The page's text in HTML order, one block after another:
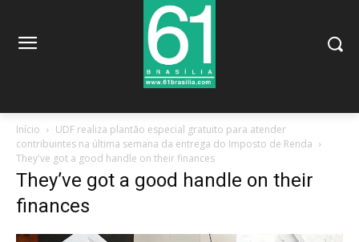
Início
UDF realiza plantão especial gratuito para atender
contribuintes na última semana da entrega do Imposto de Renda
They've got a good handle on their finances
They’ve got a good handle on their
finances